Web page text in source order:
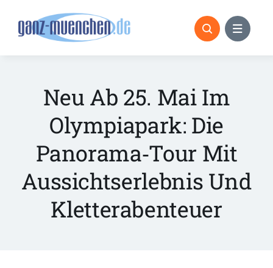
Neu Ab 25. Mai Im
Olympiapark: Die
Panorama‑Tour Mit
Aussichtserlebnis Und
Kletterabenteuer